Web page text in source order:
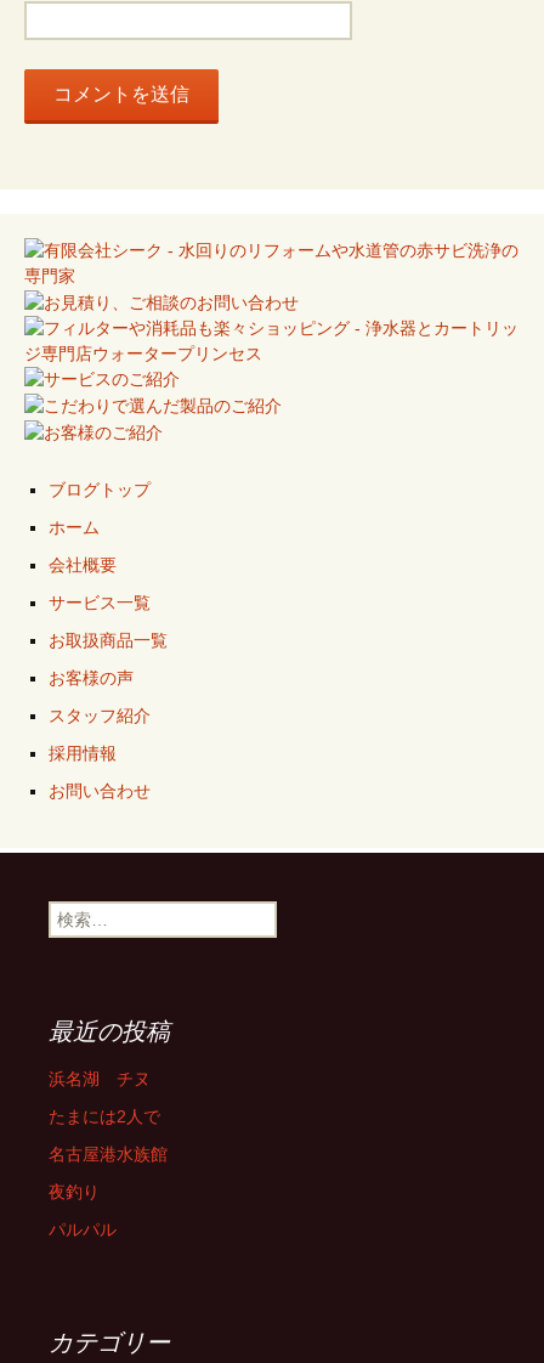
ブログトップ
ホーム
会社概要
サービス一覧
お取扱商品一覧
お客様の声
スタッフ紹介
採用情報
お問い合わせ
検
索:
最近の投稿
浜名湖 チヌ
たまには2人で
名古屋港水族館
夜釣り
パルパル
カテゴリー